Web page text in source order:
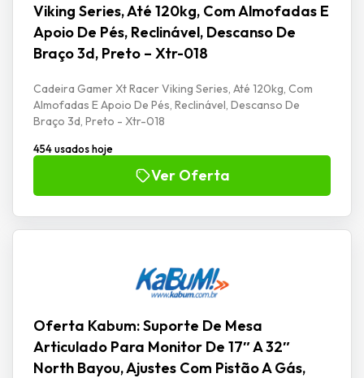
Viking Series, Até 120kg, Com Almofadas E
Apoio De Pés, Reclinável, Descanso De
Braço 3d, Preto – Xtr-018
Cadeira Gamer Xt Racer Viking Series, Até 120kg, Com
Almofadas E Apoio De Pés, Reclinável, Descanso De
Braço 3d, Preto - Xtr-018
454 usados hoje
Ver Oferta
Oferta Kabum: Suporte De Mesa
Articulado Para Monitor De 17″ A 32″
North Bayou, Ajustes Com Pistão A Gás,